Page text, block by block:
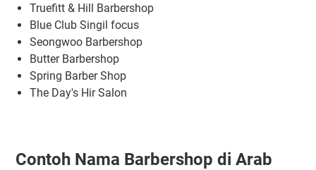
Truefitt & Hill Barbershop
Blue Club Singil focus
Seongwoo Barbershop
Butter Barbershop
Spring Barber Shop
The Day's Hir Salon
Contoh Nama Barbershop di Arab